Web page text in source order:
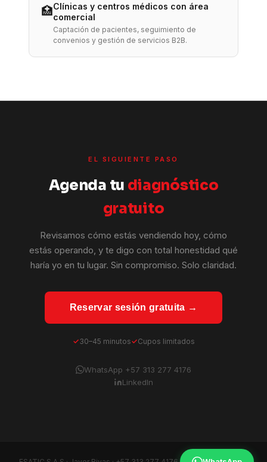
🏥Clínicas y centros médicos con área
comercial
Captación de pacientes, seguimiento de
convenios y gestión de servicios B2B.
EL SIGUIENTE PASO
Agenda tu diagnóstico
gratuito
Revisamos cómo estás vendiendo hoy, cómo
estás operando, y te digo con total honestidad qué
haría yo en tu lugar. Sin compromiso. Solo claridad.
Reservar sesión gratuita →
30–45 minutos Cupos limitados
WhatsApp +57 313 277 4176
LinkedIn